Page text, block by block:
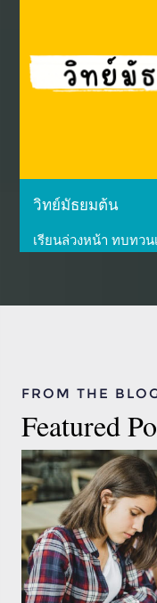
วิทย์มัธยมต้น
เรียนล่วงหน้า ทบทว
FROM THE
Featured